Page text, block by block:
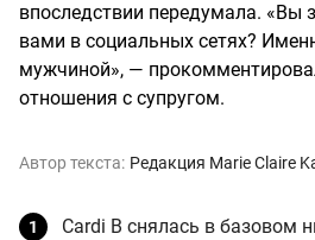
впоследствии передумала. «Вы
вами в социальных сетях?
мужчиной», —
отношения с супругом.
Автор текста: Редакция Marie Claire
Cardi B снялась в базовом